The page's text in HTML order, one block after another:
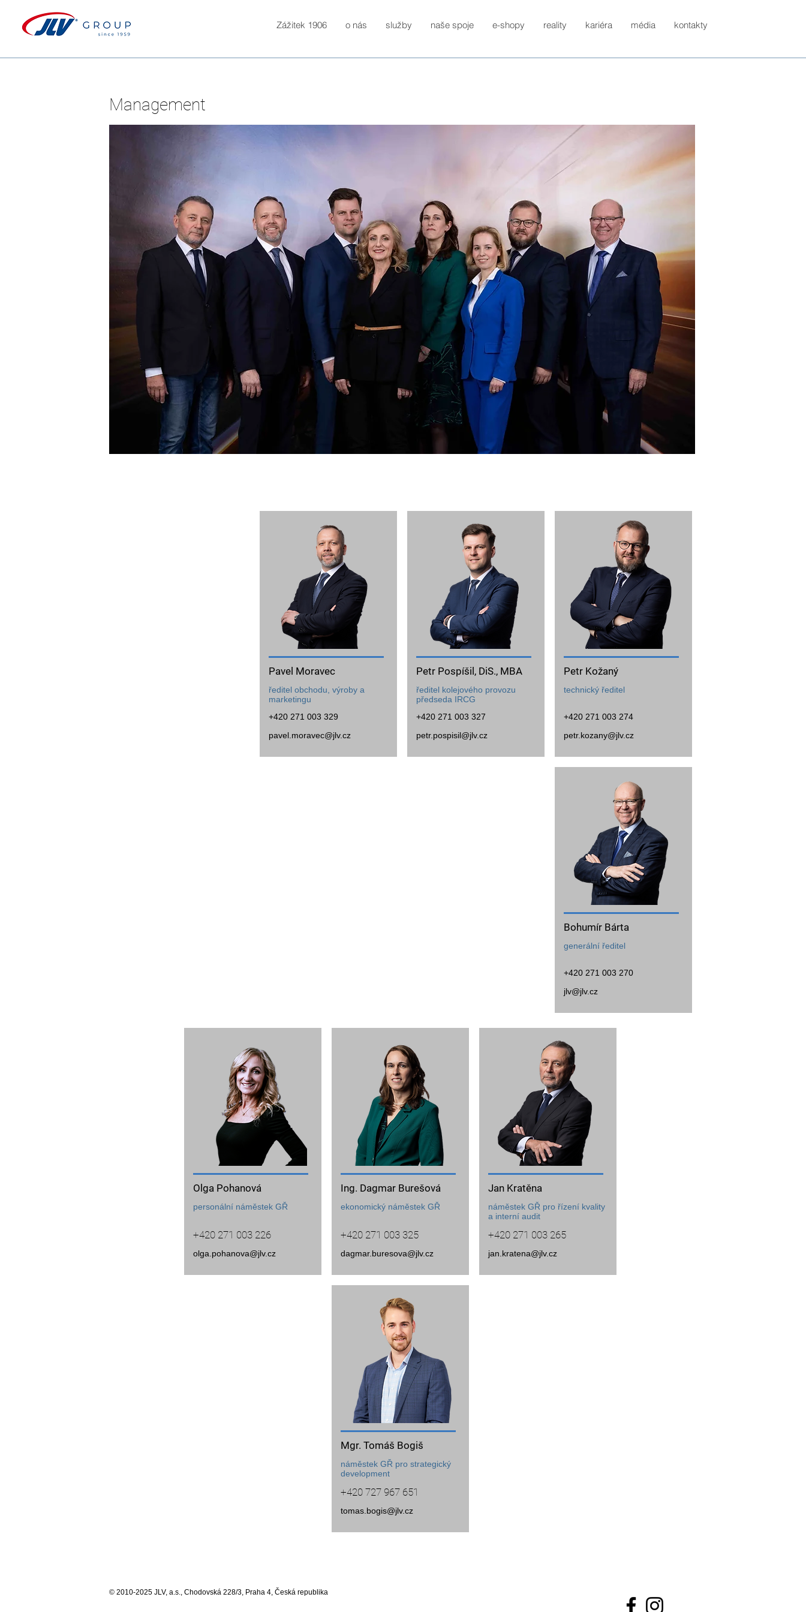
Zážitek 1906 o nás služby naše spoje e-shopy reality kariéra média kontakty
Management
Petr Kožaný
technický ředitel
+420 271 003 274
petr.kozany@jlv.cz
Petr Pospíšil, DiS., MBA
ředitel kolejového provozu
předseda IRCG
+420 271 003 327
petr.pospisil@jlv.cz
Pavel Moravec
ředitel obchodu, výroby a
marketingu
+420 271 003 329
pavel.moravec@jlv.cz
Bohumír Bárta
generální ředitel
+420 271 003 270
jlv@jlv.cz
Jan Kratěna
náměstek GŘ pro řízení kvality
a interní audit
+420 271 003 265
jan.kratena@jlv.cz
Ing. Dagmar Burešová
ekonomický náměstek GŘ
+420 271 003 325
dagmar.buresova@jlv.cz
Olga Pohanová
personální náměstek GŘ
+420 271 003 226
olga.pohanova@jlv.cz
Mgr. Tomáš Bogiš
náměstek GŘ pro strategický
development
+420 727 967 651
tomas.bogis@jlv.cz
© 2010-2025 JLV, a.s., Chodovská 228/3, Praha 4, Česká republika